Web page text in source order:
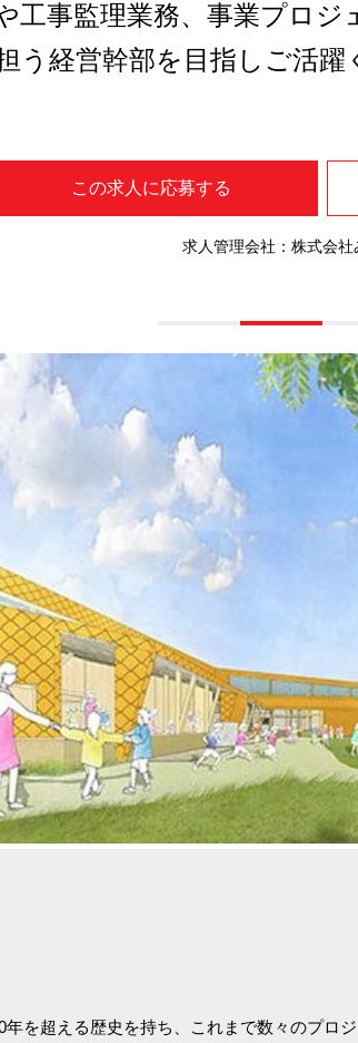
工事監理業務、事業プロ
う経営幹部を目指しご活躍
この求人に応募する
求人管理会社：株式会社
年を超える歴史を持ち、これまで数々のプロ